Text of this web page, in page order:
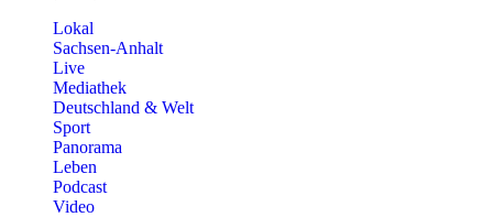
Lokal
Sachsen-Anhalt
Live
Mediathek
Deutschland & Welt
Sport
Panorama
Leben
Podcast
Video